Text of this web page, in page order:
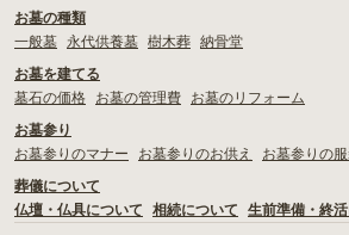
お墓の種類
一般墓
永代供養墓 樹木葬 納骨堂
お墓を建てる
墓石の価格
お墓の管理費
お墓のリフォーム
お墓参り
お墓参りのマナー
お墓参りのお供え お墓参りの
葬儀について
仏壇・仏具について
相続について 生前準備・終